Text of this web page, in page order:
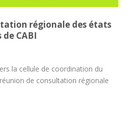
régionale des états
CABI
la cellule de coordination du
de consultation régionale